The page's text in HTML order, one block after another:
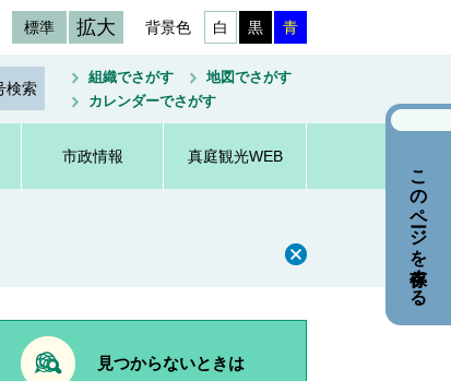
標準 拡大 背景色 白 黒 青
組織でさがす
地図でさがす
カレンダーでさがす
市政情報 真庭観光WEB
見つからないときは
このページを保存する